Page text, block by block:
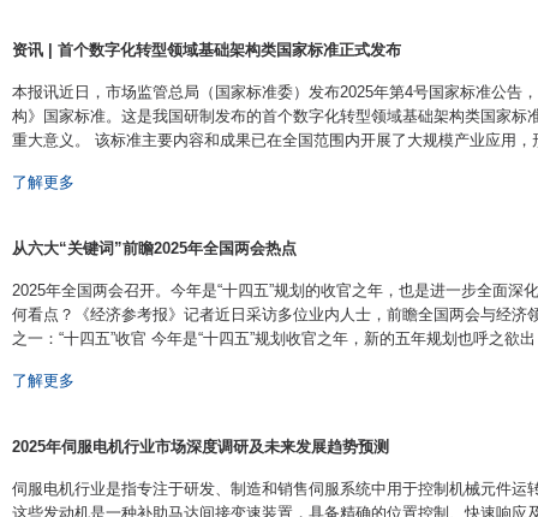
资讯 | 首个数字化转型领域基础架构类国家标准正式发布
本报讯近日，市场监管总局（国家标准委）发布2025年第4号国家标准公告
构》国家标准。这是我国研制发布的首个数字化转型领域基础架构类国家标
重大意义。 该标准主要内容和成果已在全国范围内开展了大规模产业应用，
了解更多
从六大“关键词”前瞻2025年全国两会热点
2025年全国两会召开。今年是“十四五”规划的收官之年，也是进一步全面深
何看点？《经济参考报》记者近日采访多位业内人士，前瞻全国两会与经济
之一：“十四五”收官 今年是“十四五”规划收官之年，新的五年规划也呼之欲出
了解更多
2025年伺服电机行业市场深度调研及未来发展趋势预测
伺服电机行业是指专注于研发、制造和销售伺服系统中用于控制机械元件运
这些发动机是一种补助马达间接变速装置，具备精确的位置控制、快速响应